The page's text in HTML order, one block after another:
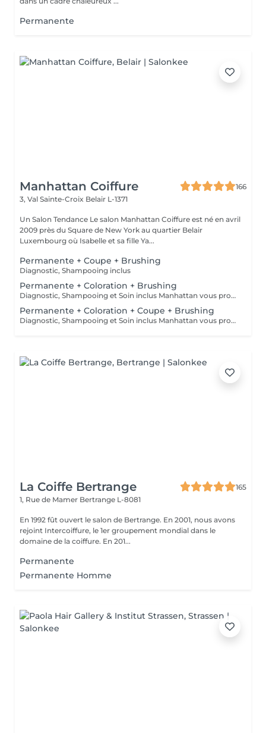
Permanente
Manhattan Coiffure
166
3, Val Sainte-Croix Belair L-1371
Un Salon Tendance Le salon Manhattan Coiffure est né en avril
2009 près du Square de New York au quartier Belair
Luxembourg où Isabelle et sa fille Ya...
Permanente + Coupe + Brushing
Diagnostic, Shampooing inclus
Permanente + Coloration + Brushing
Diagnostic, Shampooing et Soin inclus Manhattan vous propose aussi la coloration sans ammoniaque et la coloration végétale
Permanente + Coloration + Coupe + Brushing
Diagnostic, Shampooing et Soin inclus Manhattan vous propose aussi la coloration sans ammoniaque et la coloration végétale
La Coiffe Bertrange
165
1, Rue de Mamer Bertrange L-8081
En 1992 fût ouvert le salon de Bertrange. En 2001, nous avons
rejoint Intercoiffure, le 1er groupement mondial dans le
domaine de la coiffure. En 201...
Permanente
Permanente Homme